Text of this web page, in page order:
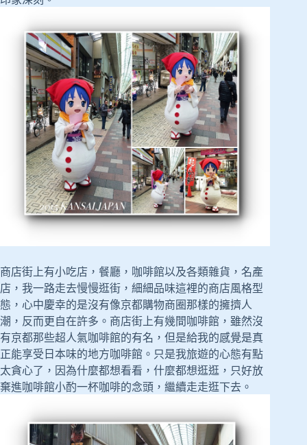
商店街上有小吃店，餐廳，咖啡館以及各類雜貨，名產
店，我一路走去慢慢逛街，細細品味這裡的商店風格型
態，心中慶幸的是沒有像京都購物商圈那樣的擁擠人
潮，反而更自在許多。商店街上有幾間咖啡館，雖然沒
有京都那些超人氣咖啡館的有名，但是給我的感覺是真
正能享受日本味的地方咖啡館。只是我旅遊的心態有點
太貪心了，因為什麼都想看看，什麼都想逛逛，只好放
棄進咖啡館小酌一杯咖啡的念頭，繼續走走逛下去。